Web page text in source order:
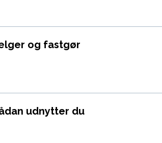
og fastgør
udnytter du